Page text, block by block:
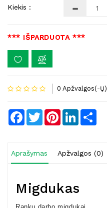
Kiekis :
*** IŠPARDUOTA ***
0 Apžvalgos(-Ų)
Facebook
TwitterPinterestLinkedIn
Aprašymas Apžvalgos (0)
Migdukas